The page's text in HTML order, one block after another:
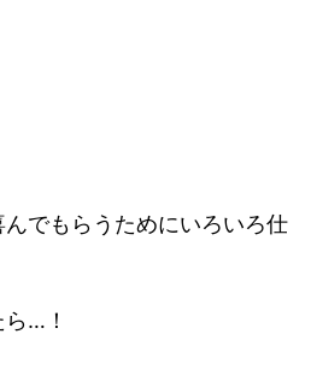
でもらうためにいろいろ仕
…！